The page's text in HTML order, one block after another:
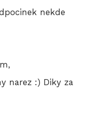
nekde
narez :) Diky za